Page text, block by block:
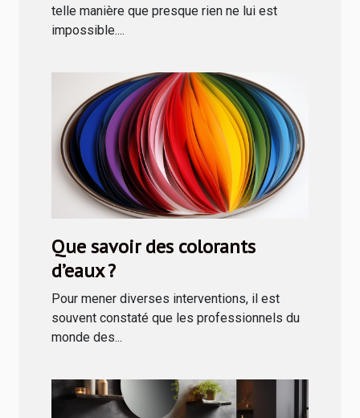
telle manière que presque rien ne lui est
impossible....
Que savoir des colorants
d’eaux ?
Pour mener diverses interventions, il est
souvent constaté que les professionnels du
monde des...